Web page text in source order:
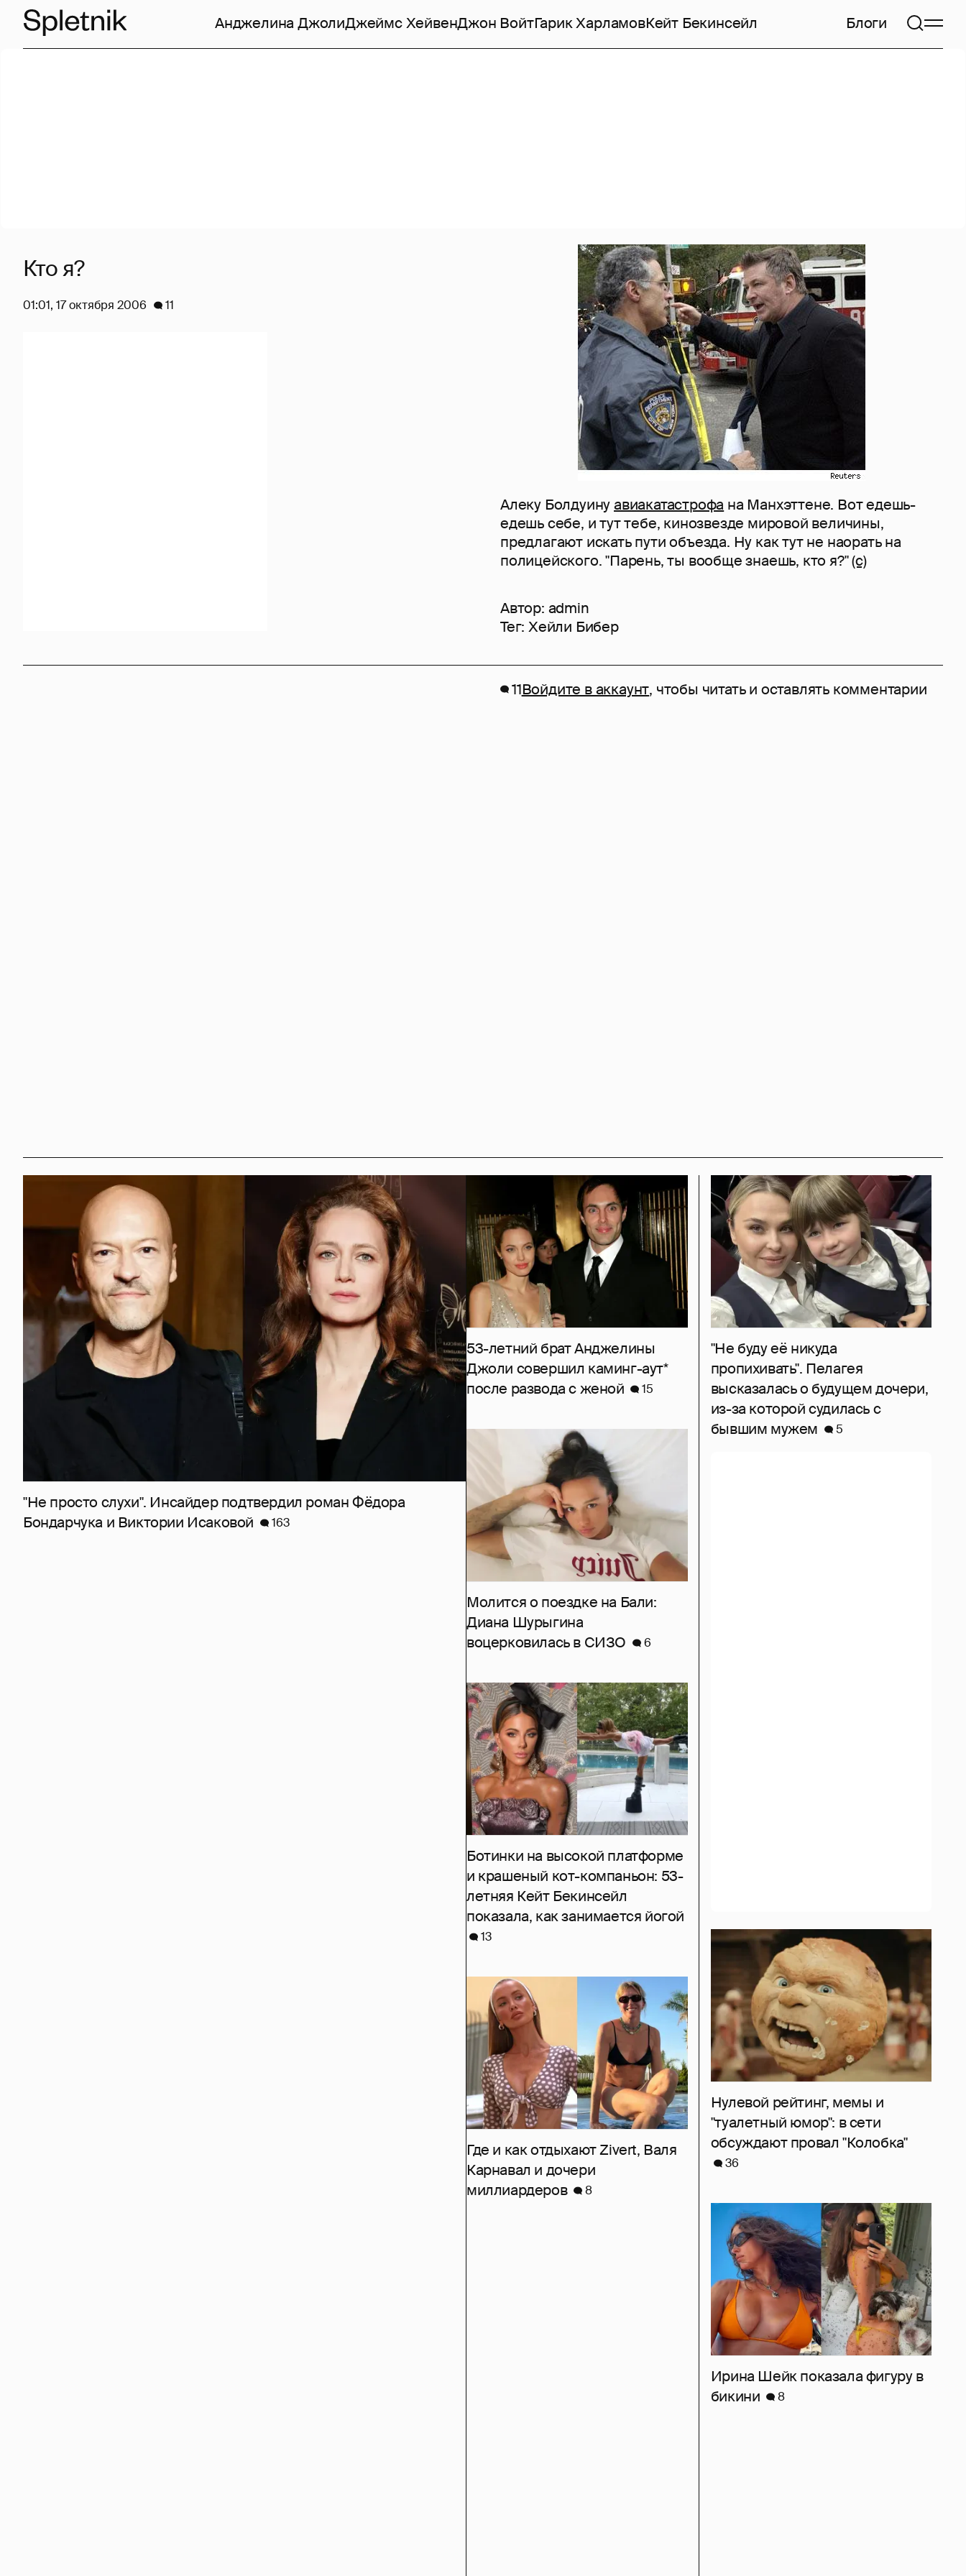
Анджелина ДжолиДжеймс ХейвенДжон ВойтГарик ХарламовКейт Бекинсейл Блоги
Алеку Болдуинуавиакатастрофа на Манхэттене. Вот едешь-
едешь себе, и тут тебе, кинозвезде мировой величины,
предлагают искать пути объезда. Ну как тут не наорать на
полицейского. "Парень, ты вообще знаешь, кто я?"(с)
Автор: admin
Тег: Хейли Бибер
Кто я?
01:01, 17 октября 2006 11
11Войдите в аккаунт, чтобы читать и оставлять комментарии
"Не просто слухи". Инсайдер подтвердил роман Фёдора
Бондарчука и Виктории Исаковой
163
53-летний брат Анджелины
Джоли совершил каминг-аут*
после развода с женой
15
"Не буду её никуда
пропихивать". Пелагея
высказалась о будущем дочери,
из-за которой судилась с
бывшим мужем
5
Молится о поездке на Бали:
Диана Шурыгина
воцерковилась в СИЗО
6
Ботинки на высокой платформе
и крашеный кот-компаньон: 53-
летняя Кейт Бекинсейл
показала, как занимается йогой
13
Нулевой рейтинг, мемы и
"туалетный юмор": в сети
обсуждают провал "Колобка"
36
Где и как отдыхают Zivert, Валя
Карнавал и дочери
миллиардеров
8
Ирина Шейк показала фигуру в
бикини
8